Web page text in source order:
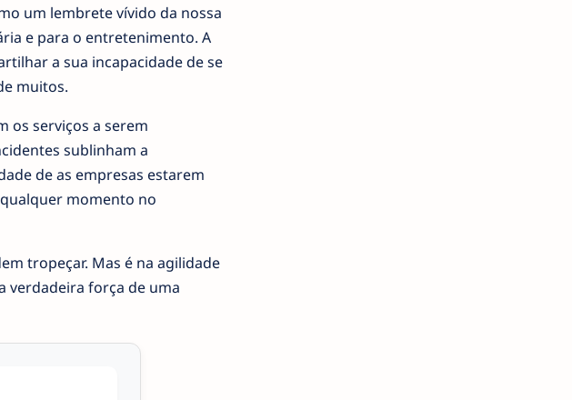
um lembrete vívido da nossa
e para o entretenimento. A
a sua incapacidade de se
muitos.
os serviços a serem
sublinham a
de as empresas estarem
momento no
tropeçar. Mas é na agilidade
verdadeira força de uma